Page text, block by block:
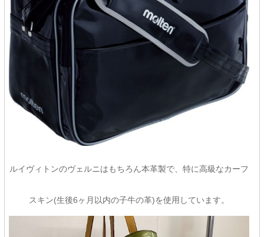
ルイヴィトンのヴェルニはもちろん本革製で、特に高級なカーフ
スキン(生後6ヶ月以内の子牛の革)を使用しています。